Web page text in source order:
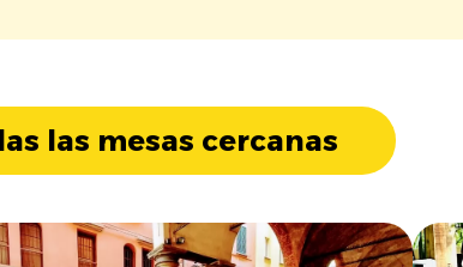
las mesas cercanas